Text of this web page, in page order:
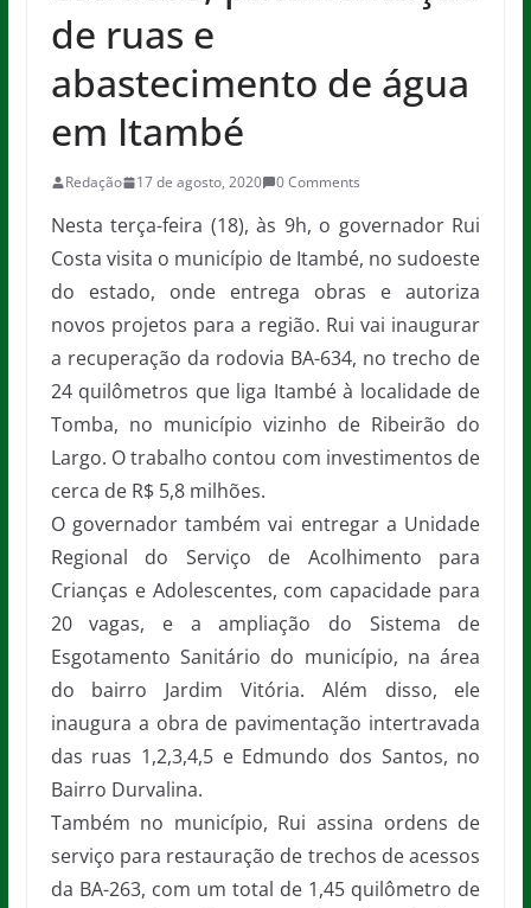
de ruas e
abastecimento de água
em Itambé
Redação 17 de agosto, 2020 0 Comments
Nesta terça-feira (18), às 9h, o governador Rui
Costa visita o município de Itambé, no sudoeste
do estado, onde entrega obras e autoriza
novos projetos para a região. Rui vai inaugurar
a recuperação da rodovia BA-634, no trecho de
24 quilômetros que liga Itambé à localidade de
Tomba, no município vizinho de Ribeirão do
Largo. O trabalho contou com investimentos de
cerca de R$ 5,8 milhões.
O governador também vai entregar a Unidade
Regional do Serviço de Acolhimento para
Crianças e Adolescentes, com capacidade para
20 vagas, e a ampliação do Sistema de
Esgotamento Sanitário do município, na área
do bairro Jardim Vitória. Além disso, ele
inaugura a obra de pavimentação intertravada
das ruas 1,2,3,4,5 e Edmundo dos Santos, no
Bairro Durvalina.
Também no município, Rui assina ordens de
serviço para restauração de trechos de acessos
da BA-263, com um total de 1,45 quilômetro de